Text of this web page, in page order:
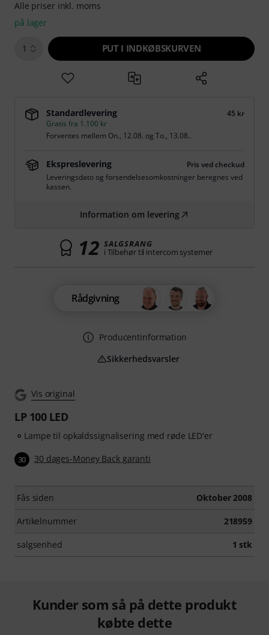
Vis original
LP 100 LED
Lampe til opkaldssignalisering med røde LED'er
30 30 dages-Money Back garanti
Fås siden Oktober 2008
Artikelnummer 218959
salgsenhed 1 stk
Alle priser inkl. moms
på lager
1 PUT I INDKØBSKURVEN
Standardlevering
45 kr
Gratis fra 1.100 kr
Forventes mellem On., 12.08. og To., 13.08..
Ekspreslevering
Pris ved checkud
Leveringsdato og forsendelsesomkostninger beregnes ved
kassen.
Information om levering
12 SALGSRANG
i Tilbehør til intercom systemer
Rådgivning
Producentinformation
Sikkerhedsvarsler
Kunder som så på dette produkt
købte dette